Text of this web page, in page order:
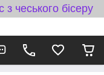
чеського бісеру